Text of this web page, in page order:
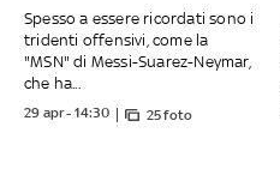
Spesso a essere ricordati sono i
tridenti offensivi, come la
"MSN" di Messi-Suarez-Neymar,
che ha...
29 apr - 14:30 25 foto